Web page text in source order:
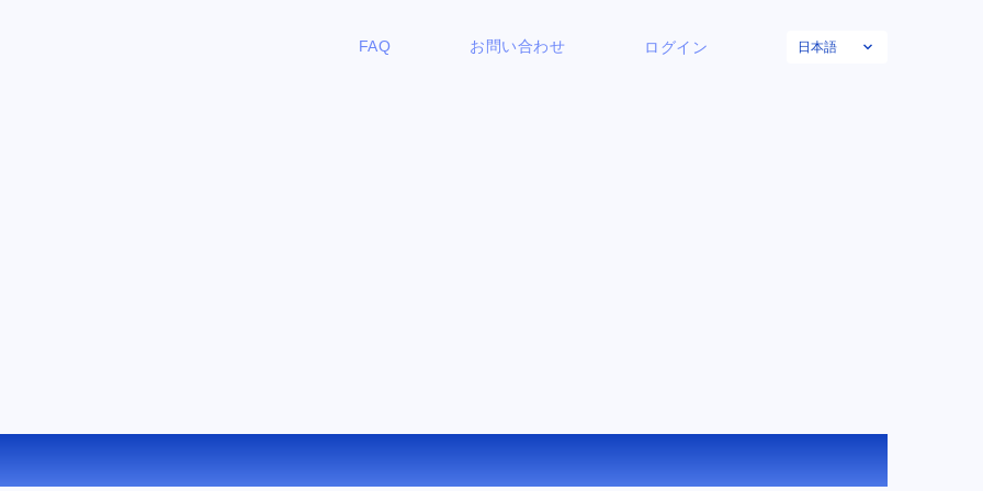
FAQ お問い合わせ ログイン 日本語
オンラインファイルコンバーター